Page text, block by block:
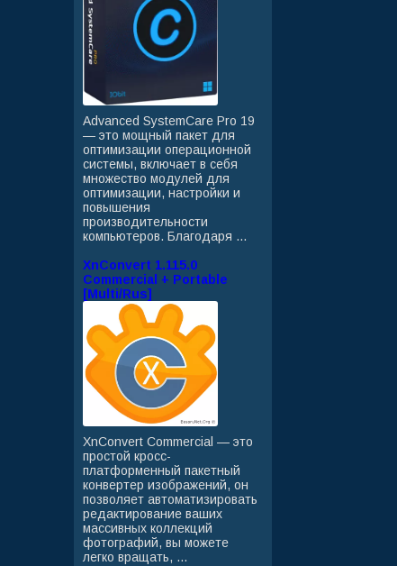
Advanced SystemCare Pro 19
— это мощный пакет для
оптимизации операционной
системы, включает в себя
множество модулей для
оптимизации, настройки и
повышения
производительности
компьютеров. Благодаря ...
XnConvert 1.115.0
Commercial + Portable
[Multi/Rus]
XnConvert Commercial — это
простой кросс-
платформенный пакетный
конвертер изображений, он
позволяет автоматизировать
редактирование ваших
массивных коллекций
фотографий, вы можете
легко вращать, ...